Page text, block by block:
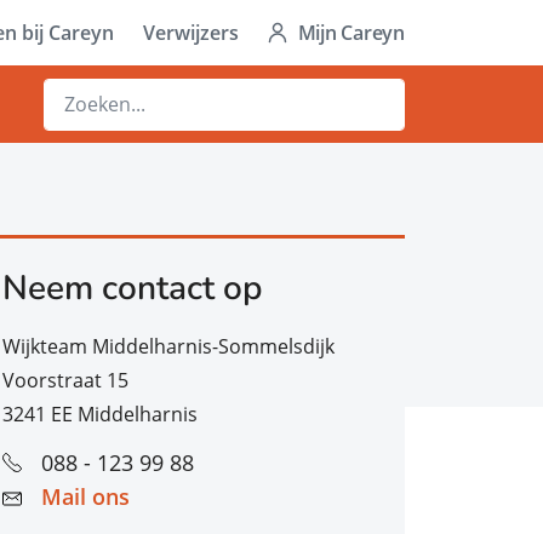
bij Careyn Verwijzers Mijn Careyn
Neem contact op
Wijkteam Middelharnis-Sommelsdijk
Voorstraat 15
3241 EE Middelharnis
088 - 123 99 88
Mail ons